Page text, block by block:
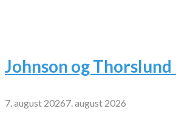
Johnson og
7. august 20267. august 2026